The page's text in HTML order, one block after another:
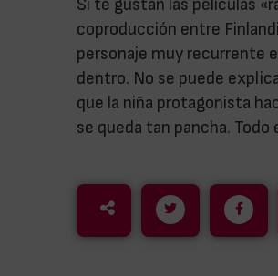
Si te gustan las películas
coproducción entre
personaje muy recurrente
dentro. No se puede
que la niña protagonista
se queda tan pancha.